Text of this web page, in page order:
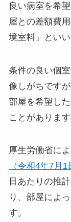
良い病室を希
屋との差額費
境室料」といい
条件の良い個
像しがちです
部屋を希望し
ことがありま
厚生労働省によ
（令和4年7月1
日あたりの推
り、部屋によ
す。